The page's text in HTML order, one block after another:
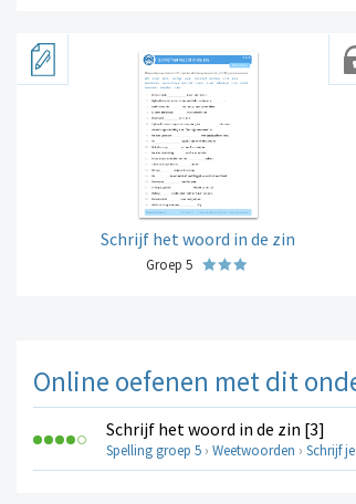
Schrijf het woord in de zin
Groep 5
Online oefenen met dit
Schrijf het woord in de zin [3]
Spelling groep 5 › Weetwoorden › Schrijf